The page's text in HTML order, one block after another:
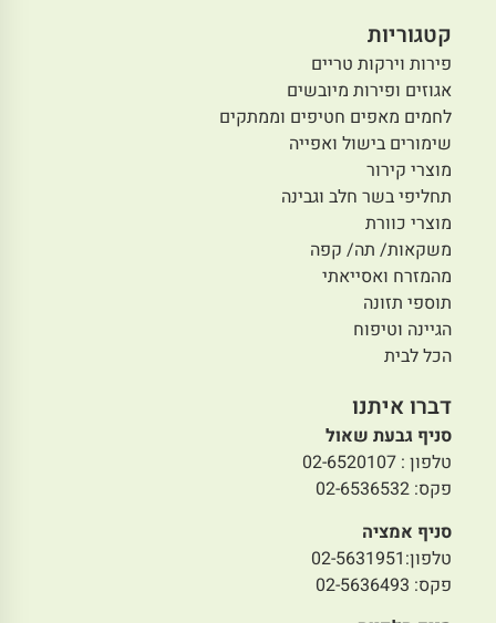
קטגוריות
פירות וירקות טריים
אגוזים ופירות מיובשים
לחמים מאפים חטיפים וממתקים
שימורים בישול ואפייה
מוצרי קירור
תחליפי בשר חלב וגבינה
מוצרי כוורת
משקאות/ תה/ קפה
מהמזרח ואסייאתי
תוספי תזונה
הגיינה וטיפוח
הכל לבית
דברו איתנו
סניף גבעת שאול
טלפון : 02-6520107
פקס: 02-6536532
סניף אמציה
טלפון:02-5631951
פקס: 02-5636493